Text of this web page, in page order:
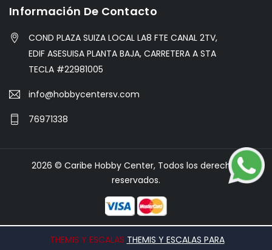
Información De Contacto
COND PLAZA SUIZA LOCAL LA8 FTE CANAL 2TV,
EDIF ASESUISA PLANTA BAJA, CARRETERA A STA
TECLA #22981005
info@hobbycentersv.com
76971338
2026 © Caribe Hobby Center, Todos los derechos
reservados.
THEMIS Y ESCALAS THEMIS Y ESCALAS PARA